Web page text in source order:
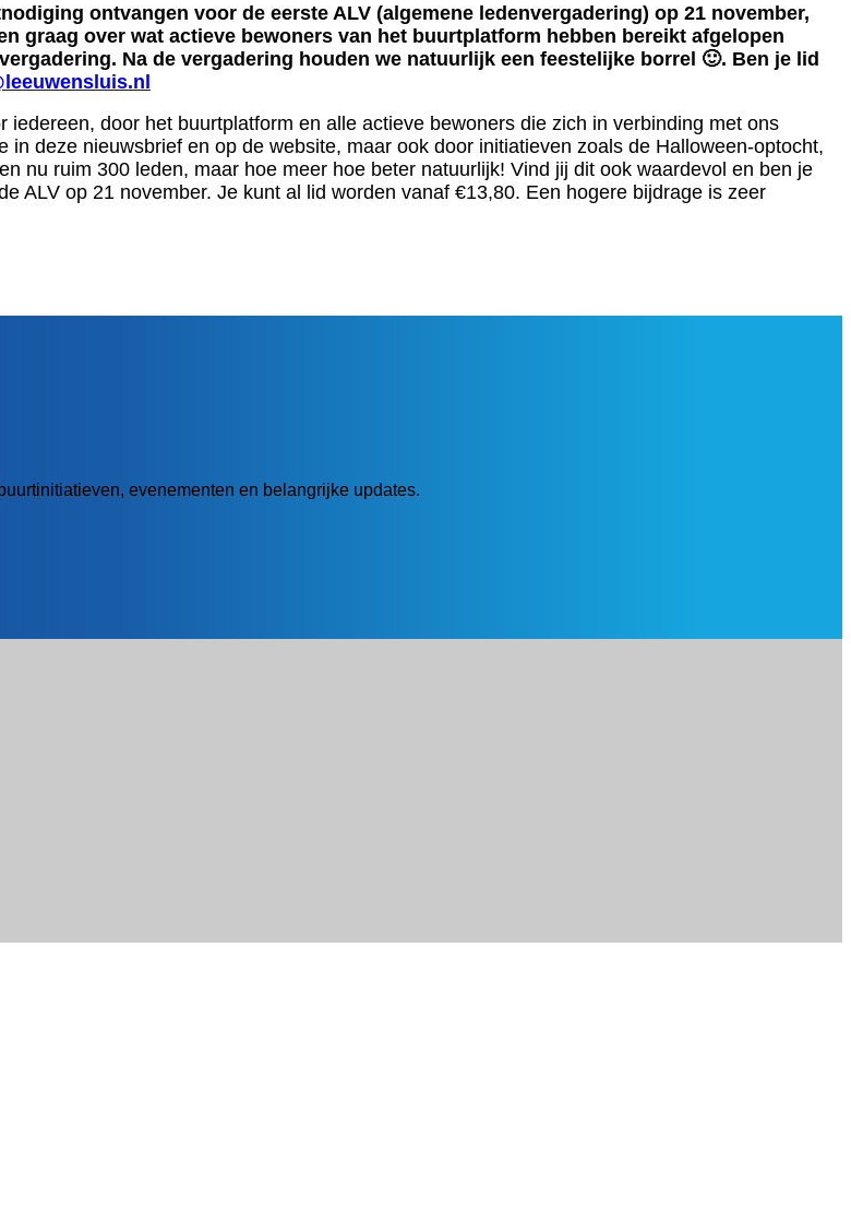
ontvangen voor de eerste ALV (algemene ledenvergadering) op 21 november,
graag over wat actieve bewoners van het buurtplatform hebben bereikt afgelopen
Na de vergadering houden we natuurlijk een feestelijke borrel 🙂. Ben je lid
door het buurtplatform en alle actieve bewoners die zich in verbinding met ons
deze nieuwsbrief en op de website, maar ook door initiatieven zoals de Halloween-optocht,
nu ruim 300 leden, maar hoe meer hoe beter natuurlijk! Vind jij dit ook waardevol en ben je
ALV op 21 november. Je kunt al lid worden vanaf €13,80. Een hogere bijdrage is zeer
evenementen en belangrijke updates.